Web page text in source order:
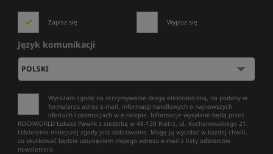
Zapisz się Wypisz się
Język komunikacji
Wyrażam zgodę na otrzymywanie drogą elektroniczną, na podany w
formularzu adres e-mail, informacji handlowych o najnowszych
ofertach i promocjach w e-sklepie. Informacje wysyłane będą przez
ROCKWORLD Łukasz Pawlik z siedzibą w 48-130 Kietrz, ul. Kochanowskiego 21.
Udzielenie niniejszej zgody jest dobrowolne. Mogę ją wycofać w każdej chwili,
co skutkować będzie usunięciem mojego adresu e-mail z listy odbiorców
newslettera.